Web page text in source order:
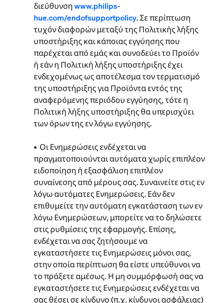
διεύθυνσηwww.philips-
hue.com/endofsupportpolicy. Σε περίπτωση
τυχόν διαφορών μεταξύ της Πολιτικής λήξης
υποστήριξης και κάποιας εγγύησης που
παρέχεται από εμάς και συνοδεύει το Προϊόν
ή εάν η Πολιτική λήξης υποστήριξης έχει
ενδεχομένως ως αποτέλεσμα τον τερματισμό
της υποστήριξης για Προϊόντα εντός της
αναφερόμενης περιόδου εγγύησης, τότε η
Πολιτική λήξης υποστήριξης θα υπερισχύει
των όρων της εν λόγω εγγύησης.
• Οι Ενημερώσεις ενδέχεται να
πραγματοποιούνται αυτόματα χωρίς επιπλέον
ειδοποίηση ή εξασφάλιση επιπλέον
συναίνεσης από μέρους σας. Συναινείτε στις εν
λόγω αυτόματες Ενημερώσεις. Εάν δεν
επιθυμείτε την αυτόματη εγκατάσταση των εν
λόγω Ενημερώσεων, μπορείτε να το δηλώσετε
στις ρυθμίσεις της εφαρμογής. Επίσης,
ενδέχεται να σας ζητήσουμε να
εγκαταστήσετε τις Ενημερώσεις μόνοι σας,
στην οποία περίπτωση θα είστε υπεύθυνοι να
το πράξετε αμέσως. Η μη συμμόρφωσή σας να
εγκαταστήσετε τις Ενημερώσεις ενδέχεται να
σας θέσει σε κίνδυνο (π.χ. κίνδυνοι ασφάλειας)